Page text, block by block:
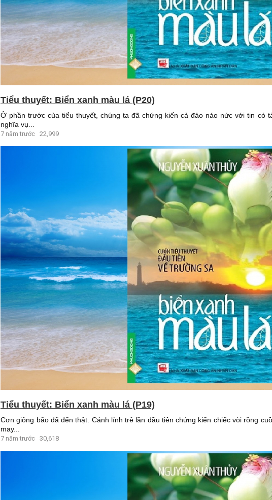
Tiểu thuyết: Biển xanh màu lá (P20)
Ở phần trước của tiểu thuyết, chúng ta đã chứng kiến cả đảo náo nức với tin
nghĩa vụ...
7 năm trước 22,999
Tiểu thuyết: Biển xanh màu lá (P19)
Cơn giông bão đã đến thật. Cánh lính trẻ lần đầu tiên chứng kiến chiếc vòi rồng
may...
7 năm trước 30,618